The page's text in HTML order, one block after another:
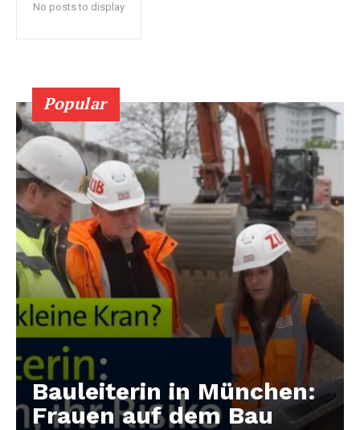
No posts to display
Popular
Bauleiterin in München:
Frauen auf dem Bau